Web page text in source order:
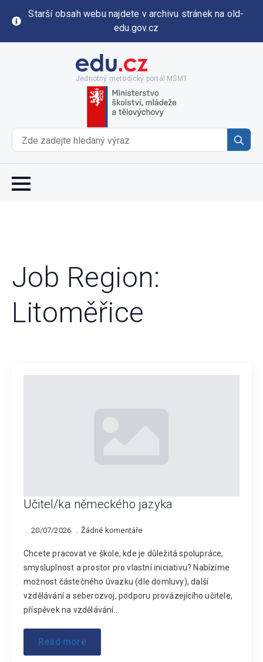
Starší obsah webu najdete v archivu stránek na old-
edu.gov.cz
Jednotný metodický portál MŠMT
for:
Job Region:
Litoměřice
Učitel/ka německého jazyka
20/07/2026 Žádné komentáře
Chcete pracovat ve škole, kde je důležitá spolupráce,
smysluplnost a prostor pro vlastní iniciativu? Nabízíme
možnost částečného úvazku (dle domluvy), další
vzdělávání a seberozvoj, podporu provázejícího učitele,
příspěvek na vzdělávání…
Read more